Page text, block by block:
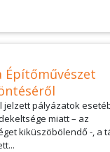
Építőművészet
jelzett pályázatok
miatt – az
kiküszöbölendő -, a